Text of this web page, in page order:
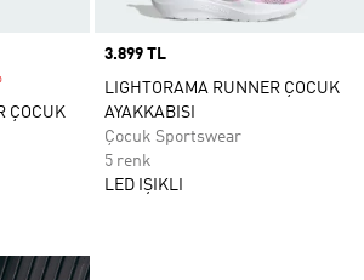
ÇOCUK
Price
3.899 TL
LIGHTORAMA RUNNER ÇOCUK
AYAKKABISI
Çocuk Sportswear
5 renk
LED IŞIKLI